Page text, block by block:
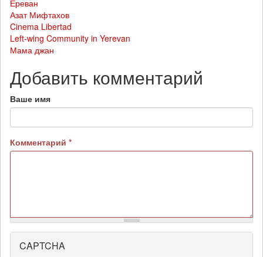
Ереван
Азат Мифтахов
Cinema Libertad
Left-wing Community in Yerevan
Мама джан
Добавить комментарий
Ваше имя
Комментарий *
Более
CAPTCHA